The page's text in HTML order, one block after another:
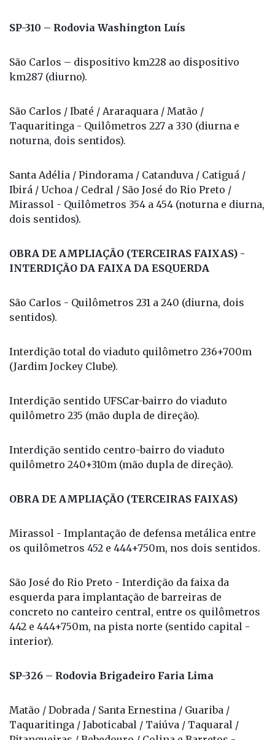
SP-310 – Rodovia Washington Luís
São Carlos – dispositivo km228 ao dispositivo
km287 (diurno).
São Carlos / Ibaté / Araraquara / Matão /
Taquaritinga - Quilômetros 227 a 330 (diurna e
noturna, dois sentidos).
Santa Adélia / Pindorama / Catanduva / Catiguá /
Ibirá / Uchoa / Cedral / São José do Rio Preto /
Mirassol - Quilômetros 354 a 454 (noturna e diurna,
dois sentidos).
OBRA DE AMPLIAÇÃO (TERCEIRAS FAIXAS) -
INTERDIÇÃO DA FAIXA DA ESQUERDA
São Carlos - Quilômetros 231 a 240 (diurna, dois
sentidos).
Interdição total do viaduto quilômetro 236+700m
(Jardim Jockey Clube).
Interdição sentido UFSCar-bairro do viaduto
quilômetro 235 (mão dupla de direção).
Interdição sentido centro-bairro do viaduto
quilômetro 240+310m (mão dupla de direção).
OBRA DE AMPLIAÇÃO (TERCEIRAS FAIXAS)
Mirassol - Implantação de defensa metálica entre
os quilômetros 452 e 444+750m, nos dois sentidos.
São José do Rio Preto - Interdição da faixa da
esquerda para implantação de barreiras de
concreto no canteiro central, entre os quilômetros
442 e 444+750m, na pista norte (sentido capital -
interior).
SP-326 – Rodovia Brigadeiro Faria Lima
Matão / Dobrada / Santa Ernestina / Guariba /
Taquaritinga / Jaboticabal / Taiúva / Taquaral /